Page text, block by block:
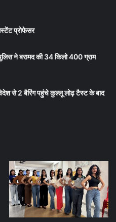
प्रोफेसर
ने बरामद की 34 किलो 400 ग्राम
से 2 बैरिंग पहुंचे कुल्लू लोढ़ टैस्ट के बाद